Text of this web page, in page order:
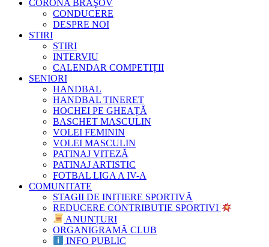
CORONA BRAŞOV
CONDUCERE
DESPRE NOI
STIRI
STIRI
INTERVIU
CALENDAR COMPETIȚII
SENIORI
HANDBAL
HANDBAL TINERET
HOCHEI PE GHEAȚĂ
BASCHET MASCULIN
VOLEI FEMININ
VOLEI MASCULIN
PATINAJ VITEZĂ
PATINAJ ARTISTIC
FOTBAL LIGA A IV-A
COMUNITATE
STAGII DE INIȚIERE SPORTIVĂ
REDUCERE CONTRIBUTIE SPORTIVI
ANUNȚURI
ORGANIGRAMĂ CLUB
INFO PUBLIC